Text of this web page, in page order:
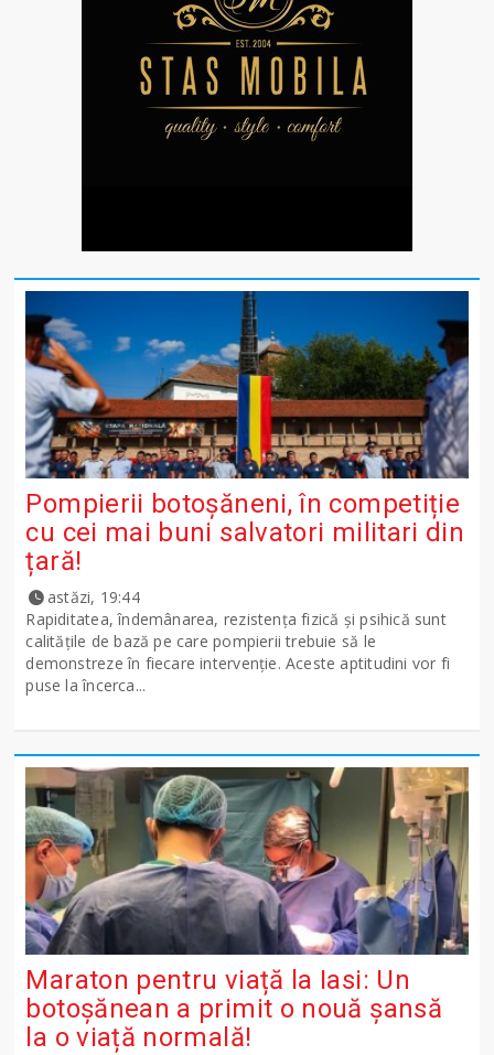
Pompierii botoșăneni, în competiție
cu cei mai buni salvatori militari din
țară!
astăzi, 19:44
Rapiditatea, îndemânarea, rezistența fizică și psihică sunt
calitățile de bază pe care pompierii trebuie să le
demonstreze în fiecare intervenție. Aceste aptitudini vor fi
puse la încerca...
Maraton pentru viață la Iasi: Un
botoșănean a primit o nouă șansă
la o viață normală!